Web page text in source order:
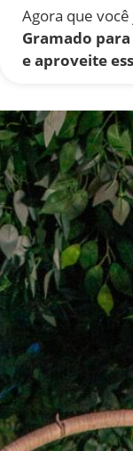
Agora que
Gramado
e aproveite